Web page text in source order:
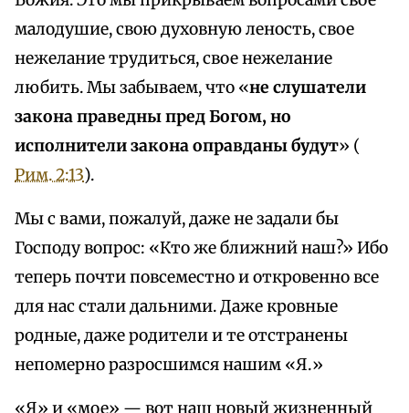
малодушие, свою духовную леность, свое
нежелание трудиться, свое нежелание
любить. Мы забываем, что «не слушатели
закона праведны пред Богом, но
исполнители закона оправданы будут» (
Рим. 2:13).
Мы с вами, пожалуй, даже не задали бы
Господу вопрос: «Кто же ближний наш?» Ибо
теперь почти повсеместно и откровенно все
для нас стали дальними. Даже кровные
родные, даже родители и те отстранены
непомерно разросшимся нашим «Я.»
«Я» и «мое» — вот наш новый жизненный